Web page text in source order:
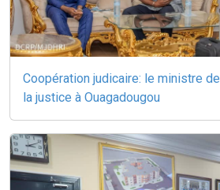
Coopération judicaire: le ministre de
la justice à Ouagadougou